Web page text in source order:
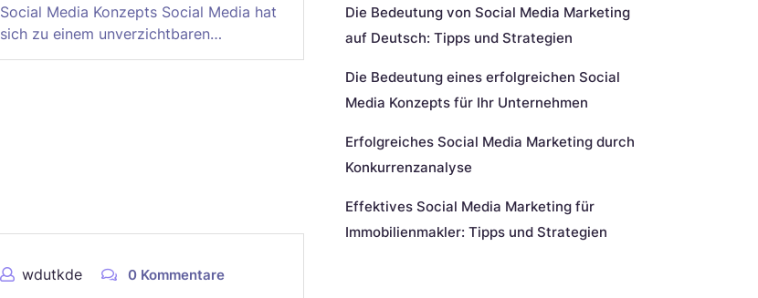
Social Media Konzepts Social Media hat
sich zu einem unverzichtbaren…
wdutkde 0 Kommentare
Die Bedeutung von Social Media Marketing
auf Deutsch: Tipps und Strategien
Die Bedeutung eines erfolgreichen Social
Media Konzepts für Ihr Unternehmen
Erfolgreiches Social Media Marketing durch
Konkurrenzanalyse
Effektives Social Media Marketing für
Immobilienmakler: Tipps und Strategien